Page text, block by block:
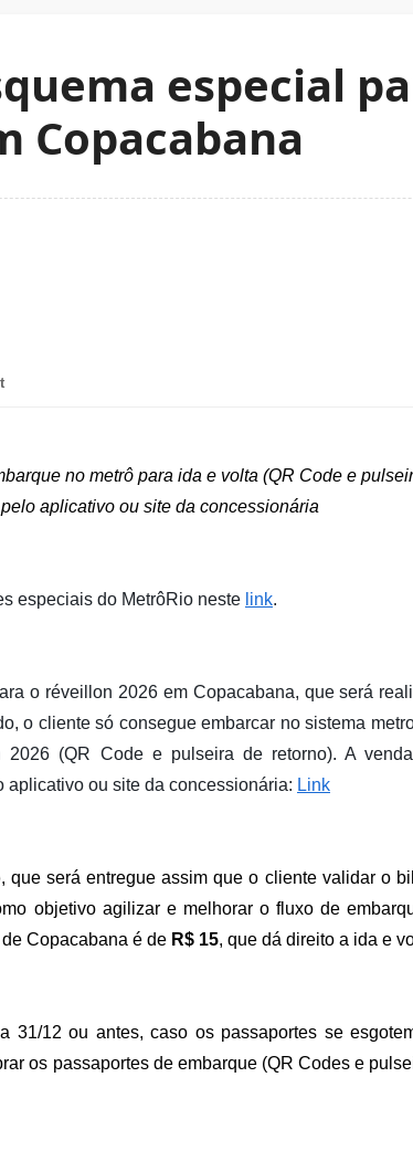
especial
Copacabana
no metrô para ida e volta (QR Code e
aplicativo ou site da concessionária
especiais do MetrôRio neste link.
o réveillon 2026 em Copacabana, que será
o cliente só consegue embarcar no sistema
(QR Code e pulseira de retorno). A
ou site da concessionária: Link
, que será entregue assim que o cliente validar o
objetivo agilizar e melhorar o fluxo de
Copacabana é de R$ 15, que dá direito a ida e
12 ou antes, caso os passaportes se
os passaportes de embarque (QR Codes e